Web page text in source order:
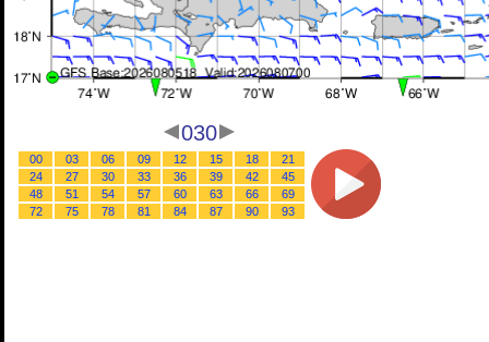
030
00 03 06 09 12 15 18
21
24
27 30 33 36 39 42
45
48
51 54 57 60 63 66
69
72
75 78 81 84 87 90 93